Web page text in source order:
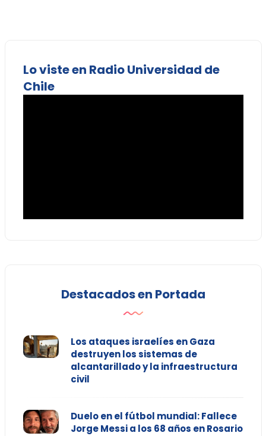
Lo viste en Radio Universidad de
Chile
Destacados en Portada
Los ataques israelíes en Gaza
destruyen los sistemas de
alcantarillado y la infraestructura
civil
Duelo en el fútbol mundial: Fallece
Jorge Messi a los 68 años en Rosario